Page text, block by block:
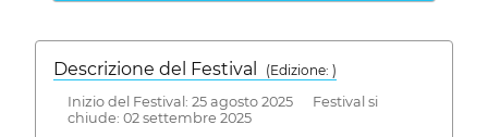
Descrizione del Festival
( Edizione: )
Inizio del Festival: 25 agosto 2025 Festival si
chiude: 02 settembre 2025